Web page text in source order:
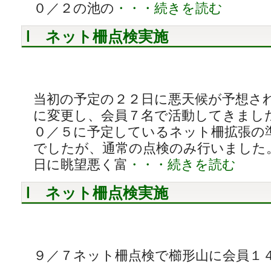
０／２の池の ・・・続きを読む
ネット柵点検実施
当初の予定の２２日に悪天候が予想さ
に変更し、会員７名で活動してきまし
０／５に予定しているネット柵拡張
でしたが、通常の点検のみ行いまし
日に眺望悪く富 ・・・続きを読む
ネット柵点検実施
９／７ネット柵点検で櫛形山に会員１